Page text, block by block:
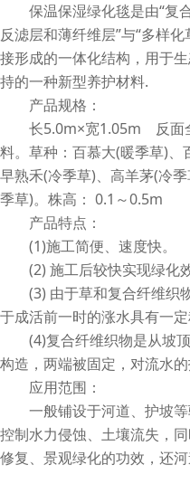
保温保湿绿化毯是由“复合
反滤层和薄纤维层”与“多样
接形成的一体化结构，用于
持的一种新型养护材料.
产品规格：
长5.0m×宽1.05m 反面
料。草种：百慕大(暖季草)、
早熟禾(冷季草)、高羊茅(冷
季草)。株高： 0.1～0.5m
产品特点：
(1)施工简便、速度快。
(2) 施工后较快实现绿化效
(3) 由于草和复合纤维织
于成活前一时的涨水具有一定
(4)复合纤维织物是从坡顶
构造，两端被固定，对流水的
应用范围：
一般铺设于河道、护坡等
控制水力侵蚀、土壤流失，
修复、景观绿化的功效，还河